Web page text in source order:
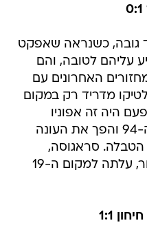
גובה, כשנראה שאפקט
עליהם לטובה, והם
האחרונים עם
מדריד רק במקום
כשהפעם היה זה אפוניו
שכבש מולה בפנדל בדקה ה-94 והפך את העונה
סראגוסה,
שהייתה אחרונה ערב המחזור, עלתה למקום ה-19
1:1